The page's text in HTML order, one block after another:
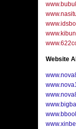
Website